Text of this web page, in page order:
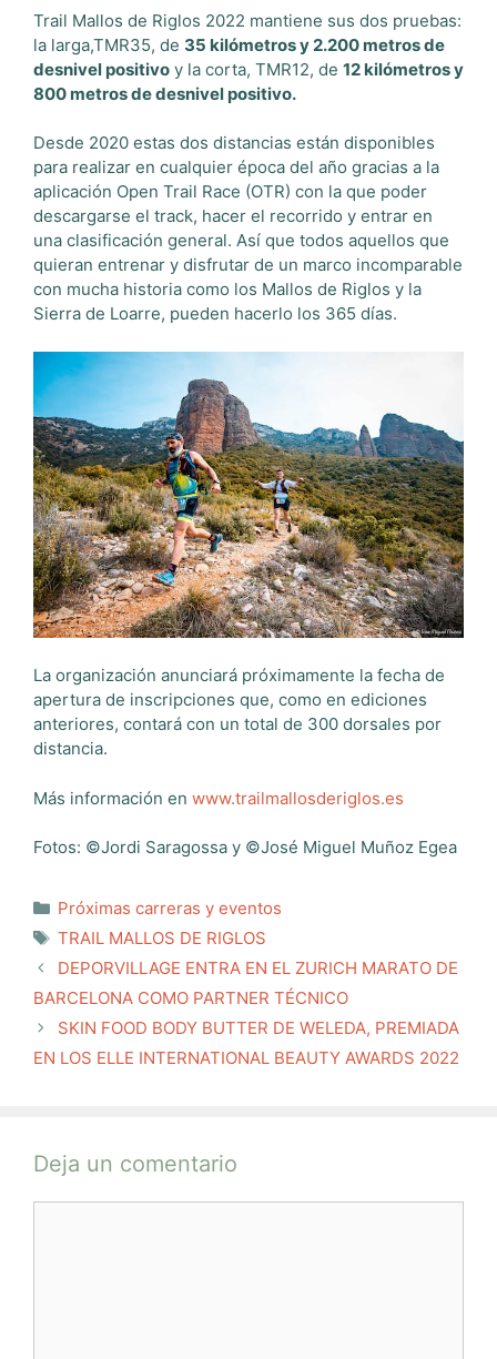
Trail Mallos de Riglos 2022 mantiene sus dos pruebas:
la larga,TMR35, de 35 kilómetros y 2.200 metros de
desnivel positivo y la corta, TMR12, de 12 kilómetros y
800 metros de desnivel positivo.
Desde 2020 estas dos distancias están disponibles
para realizar en cualquier época del año gracias a la
aplicación Open Trail Race (OTR) con la que poder
descargarse el track, hacer el recorrido y entrar en
una clasificación general. Así que todos aquellos que
quieran entrenar y disfrutar de un marco incomparable
con mucha historia como los Mallos de Riglos y la
Sierra de Loarre, pueden hacerlo los 365 días.
La organización anunciará próximamente la fecha de
apertura de inscripciones que, como en ediciones
anteriores, contará con un total de 300 dorsales por
distancia.
Más información en www.trailmallosderiglos.es
Fotos: ©Jordi Saragossa y ©José Miguel Muñoz Egea
Categorías
Próximas carreras y eventos
Etiquetas
TRAIL MALLOS DE RIGLOS
DEPORVILLAGE ENTRA EN EL ZURICH MARATO DE
BARCELONA COMO PARTNER TÉCNICO
SKIN FOOD BODY BUTTER DE WELEDA, PREMIADA
EN LOS ELLE INTERNATIONAL BEAUTY AWARDS 2022
Deja un comentario